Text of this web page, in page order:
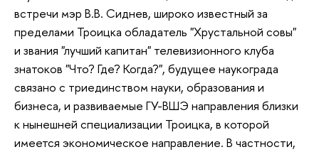
встречи мэр В.В. Сиднев, широко известный за
пределами Троицка обладатель "Хрустальной совы"
и звания "лучший капитан" телевизионного клуба
знатоков "Что? Где? Когда?", будущее наукограда
связано с триединством науки, образования и
бизнеса, и развиваемые ГУ-ВШЭ направления близки
к нынешней специализации Троицка, в которой
имеется экономическое направление. В частности,